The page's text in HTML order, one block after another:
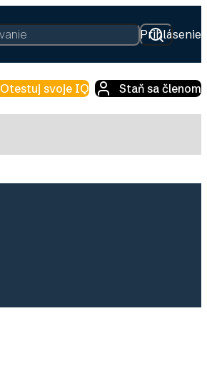
Prihlásenie
Otestuj svoje IQ Staň sa členom